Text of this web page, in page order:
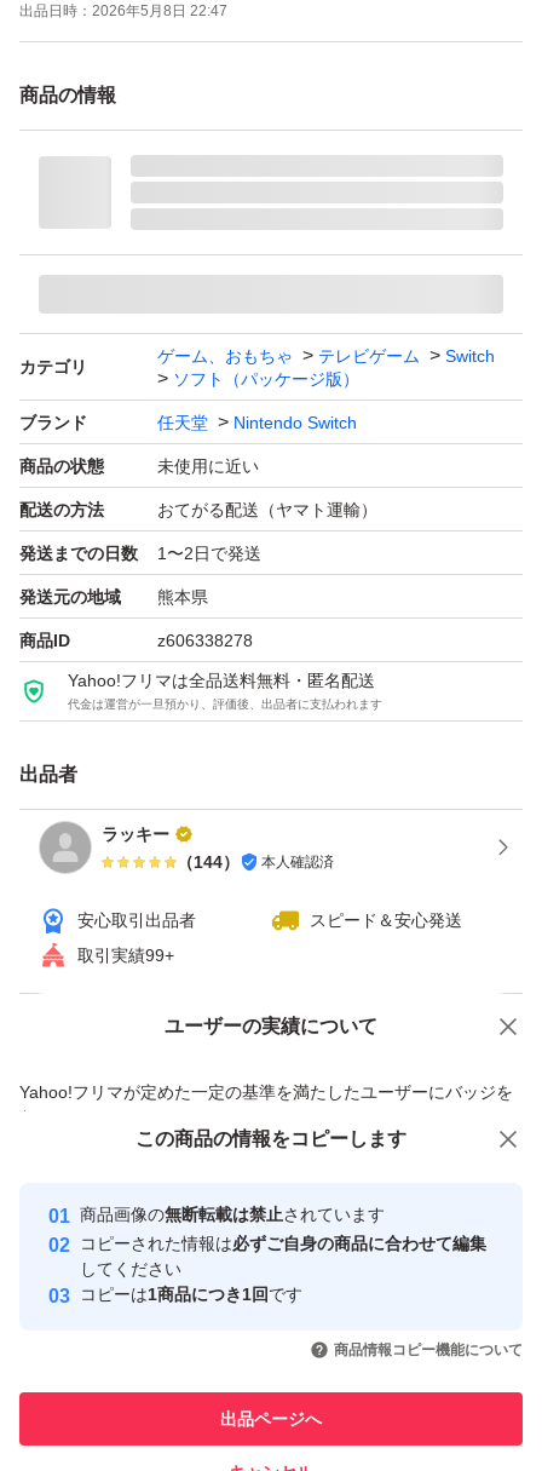
出品日時： 2026年5月8日 22:47
商品の情報
カテゴリ
ゲーム、おもちゃ テレビゲーム
Switch
ソフト（パッケージ版）
ブランド 任天堂 Nintendo Switch
商品の状態 未使用に近い
配送の方法 おてがる配送（ヤマト運輸）
発送までの日数 1〜2日で発送
発送元の地域 熊本県
商品ID z606338278
Yahoo!フリマは全品送料無料・匿名配送
代金は運営が一旦預かり、評価後、出品者に支払われます
出品者
ラッキー
（144） 本人確認済
安心取引出品者
スピード＆安心発送
取引実績99+
ユーザーの実績について
Yahoo!フリマが定めた一定の基準を満たしたユーザーにバッジを
付与しています
安心取引出品者
心・安全なユーザーです
取引実績
引を完了させた実績があります
での取引実績があります
価格の相談 商品への質問
この商品の情報をコピーします
商品画像の無断転載は禁止されています
コピーされた情報は必ずご自身の商品に合わせて編集
してください
コピーは1商品につき1回です
商品情報コピー機能について
出品ページへ
この商品をみている人にオススメ